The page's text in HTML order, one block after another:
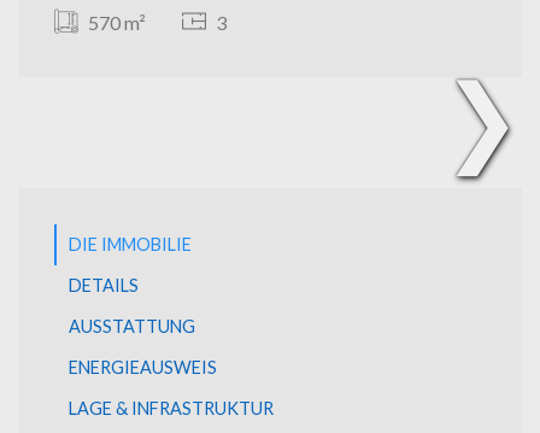
570 m² 3
❯
DIE IMMOBILIE
DETAILS
AUSSTATTUNG
ENERGIEAUSWEIS
LAGE & INFRASTRUKTUR